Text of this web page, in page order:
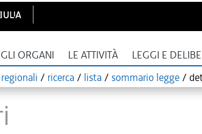
GLI ORGANI LE ATTIVITÀ LEGGI E
/ ricerca / lista / sommario legge /